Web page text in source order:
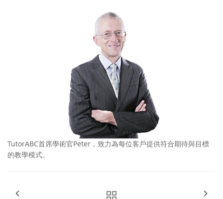
TutorABC首席學術官Peter，致力為每位客戶提供符合期待與目標
的教學模式。